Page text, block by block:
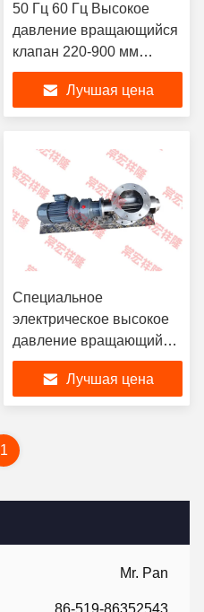
Mr. Pan
86-519-86352543
50 Гц 60 Гц Высокое
давление вращающийся
клапан 220-900 мм
Высота
Лучшая цена
Специальное
электрическое высокое
давление вращающийся
клапан нержавеющей
стали диспенсер
пневматический
Лучшая цена
1